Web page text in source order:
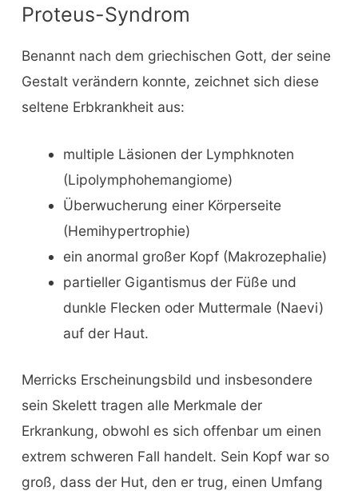
Proteus-Syndrom
Benannt nach dem griechischen Gott, der seine
Gestalt verändern konnte, zeichnet sich diese
seltene Erbkrankheit aus:
multiple Läsionen der Lymphknoten
(Lipolymphohemangiome)
Überwucherung einer Körperseite
(Hemihypertrophie)
ein anormal großer Kopf (Makrozephalie)
partieller Gigantismus der Füße und
dunkle Flecken oder Muttermale (Naevi)
auf der Haut.
Merricks Erscheinungsbild und insbesondere
sein Skelett tragen alle Merkmale der
Erkrankung, obwohl es sich offenbar um einen
extrem schweren Fall handelt. Sein Kopf war so
groß, dass der Hut, den er trug, einen Umfang